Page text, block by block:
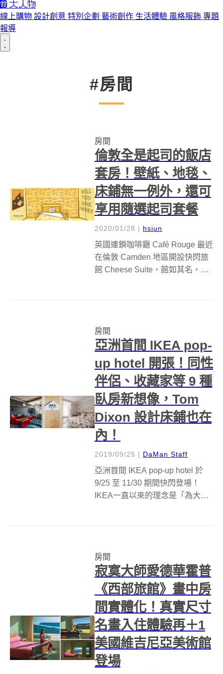
線上購物 設計創意 特別企劃 藝術創作 生活體驗 風格服飾 專題
報導
#房間
房間
倫敦全是起司的飯店
套房！壁紙、地毯、
床鋪無一例外，還可
享用隨選起司套餐
2020/01/28 | hsiun
英國連鎖咖啡廳 Café Rouge 最近
在倫敦 Camden 地區開設快閃旅
館 Cheese Suite，館如其名，從
備了巨型...
房間
亞洲首間 IKEA pop-
up hotel 開張！同性
伴侶、收藏家等 9 種
臥房新想像，Tom
Dixon 設計床鋪也在
內！
2019/09/25 | DaMan Staff
亞洲首間 IKEA pop-up hotel 於
9/25 至 11/30 期間快閃登場！
IKEA一直以來的理念是「為大多
種可能...
房間
寂寞大師愛德華霍普
《西部旅館》畫中房
間實體化！真實尺寸
名畫入住體驗再＋1
美國維吉尼亞美術館
登場